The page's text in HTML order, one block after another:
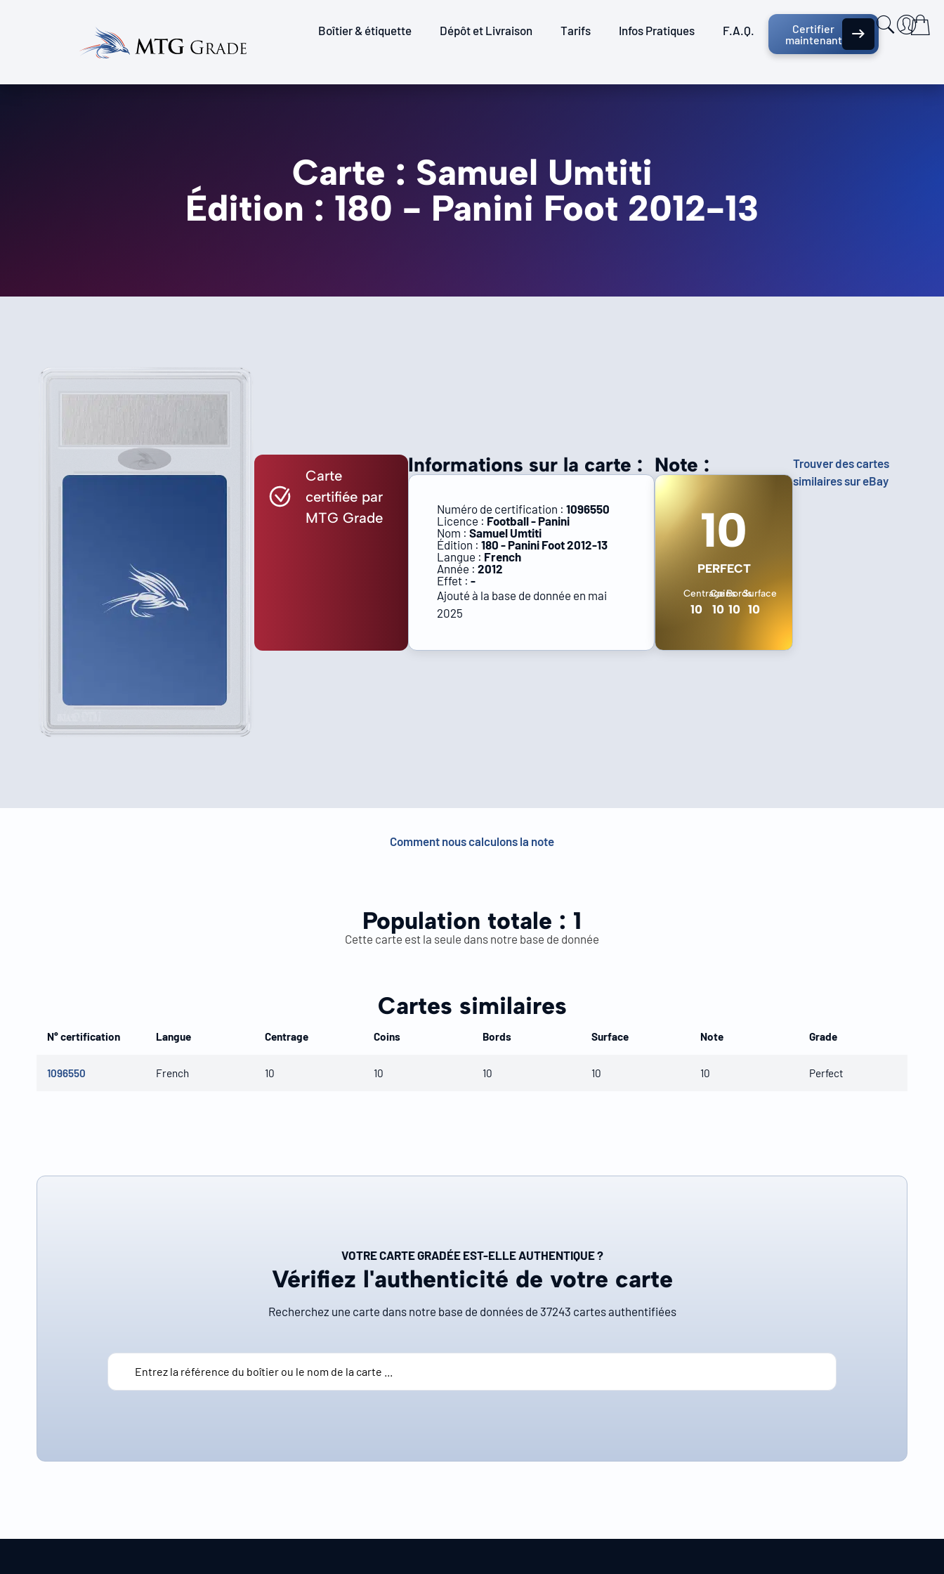
Boîtier & étiquette Dépôt et Livraison Tarifs Infos Pratiques F.A.Q.
Certifier
maintenant
Carte : Samuel Umtiti
Édition : 180 - Panini Foot 2012-13
Carte
certifiée par
MTG Grade
Informations sur la carte :
Numéro de certification :1096550
Licence : Football - Panini
Nom :Samuel Umtiti
Édition :180 - Panini Foot 2012-13
Langue : French
Année :2012
Effet :-
Ajouté à la base de donnée en mai
2025
Note :
10
PERFECT
Centrage
10
Coins
10
Bords
10
Surface
10
Trouver des cartes
similaires sur eBay
Comment nous calculons la note
Population totale : 1
Cette carte est la seule dans notre base de donnée
Cartes similaires
N° certification Langue Centrage Coins Bords Surface Note Grade
1096550 French 10 10 10 10 10 Perfect
VOTRE CARTE GRADÉE EST-ELLE AUTHENTIQUE ?
Vérifiez l'authenticité de votre carte
Recherchez une carte dans notre base de données de 37243 cartes authentifiées